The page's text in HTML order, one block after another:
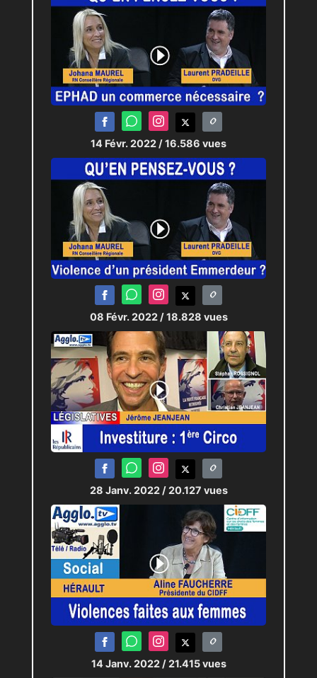
14 Févr. 2022 / 16.586 vues
08 Févr. 2022 / 18.828 vues
28 Janv. 2022 / 20.127 vues
14 Janv. 2022 / 21.415 vues